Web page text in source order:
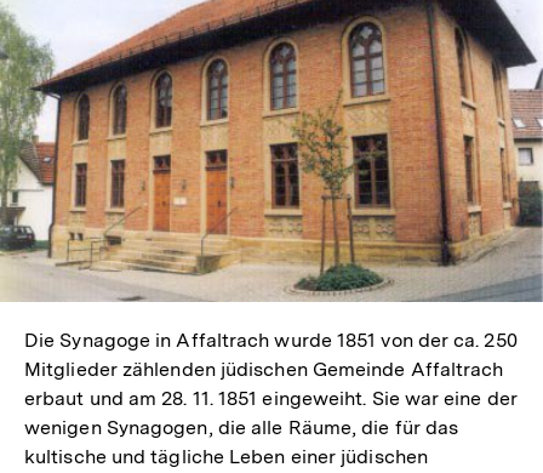
Die Synagoge in Affaltrach wurde 1851 von der ca. 250
Mitglieder zählenden jüdischen Gemeinde Affaltrach
erbaut und am 28. 11. 1851 eingeweiht. Sie war eine der
wenigen Synagogen, die alle Räume, die für das
kultische und tägliche Leben einer jüdischen